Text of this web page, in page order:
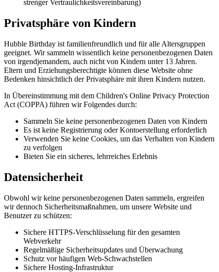
strenger Vertraulichkeitsvereinbarung)
Privatsphäre von Kindern
Hubble Birthday ist familienfreundlich und für alle Altersgruppen
geeignet. Wir sammeln wissentlich keine personenbezogenen Daten
von irgendjemandem, auch nicht von Kindern unter 13 Jahren.
Eltern und Erziehungsberechtigte können diese Website ohne
Bedenken hinsichtlich der Privatsphäre mit ihren Kindern nutzen.
In Übereinstimmung mit dem Children's Online Privacy Protection
Act (COPPA) führen wir Folgendes durch:
Sammeln Sie keine personenbezogenen Daten von Kindern
Es ist keine Registrierung oder Kontoerstellung erforderlich
Verwenden Sie keine Cookies, um das Verhalten von Kindern
zu verfolgen
Bieten Sie ein sicheres, lehrreiches Erlebnis
Datensicherheit
Obwohl wir keine personenbezogenen Daten sammeln, ergreifen
wir dennoch Sicherheitsmaßnahmen, um unsere Website und
Benutzer zu schützen:
Sichere HTTPS-Verschlüsselung für den gesamten
Webverkehr
Regelmäßige Sicherheitsupdates und Überwachung
Schutz vor häufigen Web-Schwachstellen
Sichere Hosting-Infrastruktur